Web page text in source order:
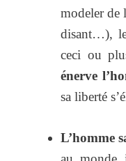
modeler de
disant…),
ceci ou
énerve
sa liberté
L’homme